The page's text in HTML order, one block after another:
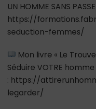
UN HOMME SANS
https://
seduction-femmes/
Mon livre « Le
Séduire VOTRE
: https://
legarder/